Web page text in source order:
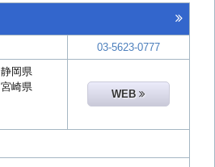
03-5623-0777
静岡県
宮崎県
WEB